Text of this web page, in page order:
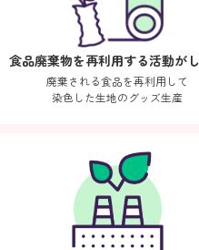
食品廃棄物を再利用する活動が
廃棄される食品を再利用して
染色した生地のグッズ生産